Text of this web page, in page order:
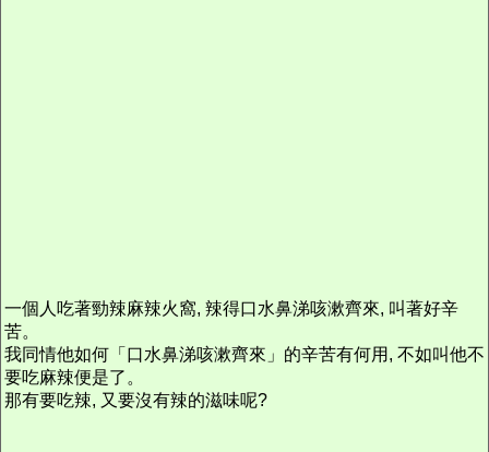
一個人吃著勁辣麻辣火窩, 辣得口水鼻涕咳漱齊來, 叫著好辛
苦。
我同情他如何「口水鼻涕咳漱齊來」的辛苦有何用, 不如叫他不
要吃麻辣便是了。
那有要吃辣, 又要沒有辣的滋味呢?